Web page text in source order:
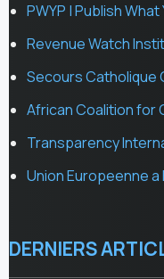
PWYP | Publish What
Revenue Watch
Secours Catholique
African Coalition for
Transparency
Union Europeenne a
DERNIERS